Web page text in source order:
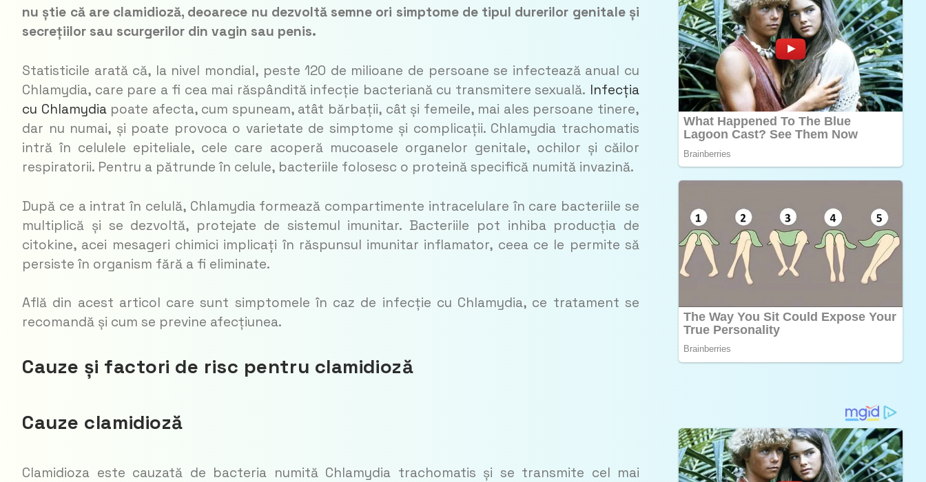
nu știe că are clamidioză, deoarece nu dezvoltă semne ori simptome de tipul durerilor genitale și
secrețiilor sau scurgerilor din vagin sau penis.
Statisticile arată că, la nivel mondial, peste 120 de milioane de persoane se infectează anual cu
Chlamydia, care pare a fi cea mai răspândită infecție bacteriană cu transmitere sexuală. Infecția
cu Chlamydiapoate afecta, cum spuneam, atât bărbații, cât și femeile, mai ales persoane tinere,
dar nu numai, și poate provoca o varietate de simptome și complicații. Chlamydia trachomatis
intră în celulele epiteliale, cele care acoperă mucoasele organelor genitale, ochilor și căilor
respiratorii. Pentru a pătrunde în celule, bacteriile folosesc o proteină specifică numită invazină.
După ce a intrat în celulă, Chlamydia formează compartimente intracelulare în care bacteriile se
multiplică și se dezvoltă, protejate de sistemul imunitar. Bacteriile pot inhiba producția de
citokine, acei mesageri chimici implicați în răspunsul imunitar inflamator, ceea ce le permite să
persiste în organism fără a fi eliminate.
Află din acest articol care sunt simptomele în caz de infecție cu Chlamydia, ce tratament se
recomandă și cum se previne afecțiunea.
Cauze și factori de risc pentru clamidioză
Cauze clamidioză
Clamidioza este cauzată de bacteria numită Chlamydia trachomatis și se transmite cel mai